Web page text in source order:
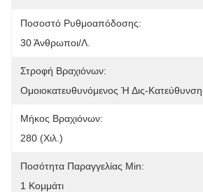
Ποσοστό Ρυθμοαπόδοσης:
30 Άνθρωποι/λ.
Στροφή Βραχιόνων:
Ομοιοκατευθυνόμενος Ή Δις-Κατεύθυνση
Μήκος Βραχιόνων:
280 (χιλ.)
Ποσότητα Παραγγελίας Min:
1 Κομμάτι